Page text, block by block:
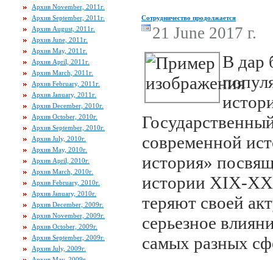
Архив November, 2011г.
Архив September, 2011г.
Архив August, 2011г.
Архив June, 2011г.
Архив May, 2011г.
Архив April, 2011г.
Архив March, 2011г.
Архив February, 2011г.
Архив January, 2011г.
Архив December, 2010г.
Архив October, 2010г.
Архив September, 2010г.
Архив July, 2010г.
Архив May, 2010г.
Архив April, 2010г.
Архив March, 2010г.
Архив February, 2010г.
Архив January, 2010г.
Архив December, 2009г.
Архив November, 2009г.
Архив October, 2009г.
Архив September, 2009г.
Архив July, 2009г.
Сотрудничество продолжается
21 June 2017 г.
В дар
современной
история»
истории ХIХ-ХХ
теряют своей
серьезное
самых разных